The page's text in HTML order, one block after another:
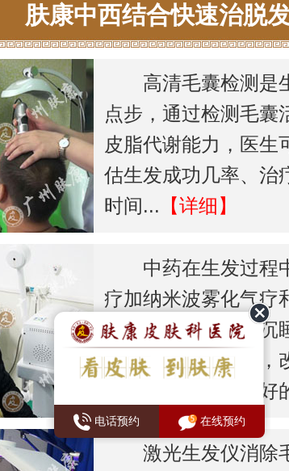
肤康中西结合快速治脱
高清毛囊检测是
点步，通过检测毛囊
皮脂代谢能力，医生
估生发成功几率、治
时间... 【详细】
中药在生发过程
疗加纳米波雾化气疗
波，能够快速唤醒沉
囊，同时清脂排毒，
泌，为生发提供良好
激光生发仪消除
电话预约 在线预约